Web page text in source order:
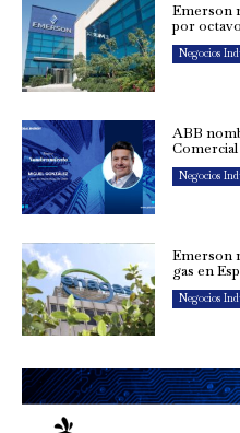
Emerson
por
Negocios
ABB
Negocios
Emerson
gas en
Negocios